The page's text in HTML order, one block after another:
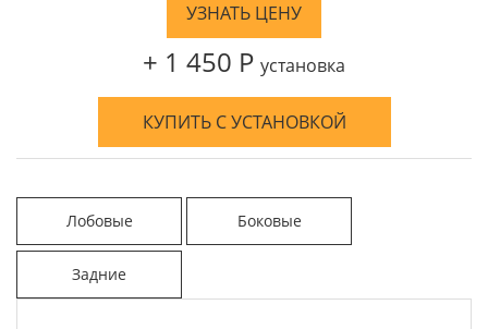
УЗНАТЬ ЦЕНУ
+ 1 450 Р установка
КУПИТЬ С УСТАНОВКОЙ
Лобовые Боковые
Задние